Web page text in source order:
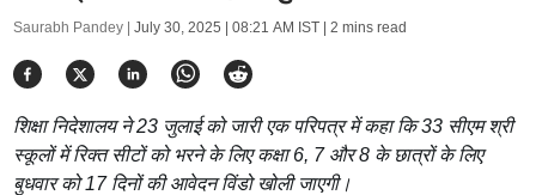
Saurabh Pandey | July 30, 2025 | 08:21 AM IST| 2 mins read
शिक्षा निदेशालय ने 23 जुलाई को जारी एक परिपत्र में कहा कि 33 सीएम श्री
स्कूलों में रिक्त सीटों को भरने के लिए कक्षा 6, 7 और 8 के छात्रों के लिए
बुधवार को 17 दिनों की आवेदन विंडो खोली जाएगी।